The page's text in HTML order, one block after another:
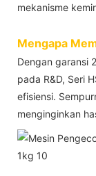
mekanisme
Mengapa
Dengan garansi
pada R&D, Seri
efisiensi.
menginginkan